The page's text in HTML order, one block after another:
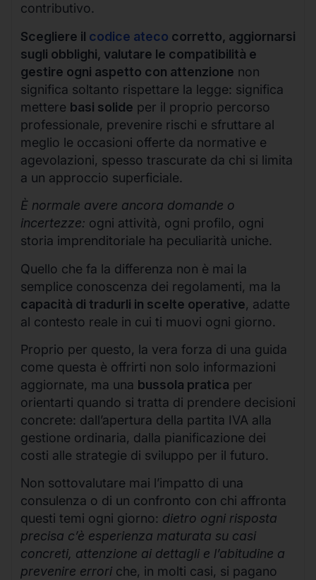
contributivo.
Scegliere il codice ateco corretto, aggiornarsi
sugli obblighi, valutare le compatibilità e
gestire ogni aspetto con attenzione non
significa soltanto rispettare la legge: significa
mettere basi solide per il proprio percorso
professionale, prevenire rischi e sfruttare al
meglio le occasioni offerte da normative e
agevolazioni, spesso trascurate da chi si limita
a un approccio superficiale.
È normale avere ancora domande o
incertezze: ogni attività, ogni profilo, ogni
storia imprenditoriale ha peculiarità uniche.
Quello che fa la differenza non è mai la
semplice conoscenza dei regolamenti, ma la
capacità di tradurli in scelte operative, adatte
al contesto reale in cui ti muovi ogni giorno.
Proprio per questo, la vera forza di una guida
come questa è offrirti non solo informazioni
aggiornate, ma una bussola pratica per
orientarti quando si tratta di prendere decisioni
concrete: dall’apertura della partita IVA alla
gestione ordinaria, dalla pianificazione dei
costi alle strategie di sviluppo per il futuro.
Non sottovalutare mai l’impatto di una
consulenza o di un confronto con chi affronta
questi temi ogni giorno: dietro ogni risposta
precisa c’è esperienza maturata su casi
concreti, attenzione ai dettagli e l’abitudine a
prevenire errori che, in molti casi, si pagano